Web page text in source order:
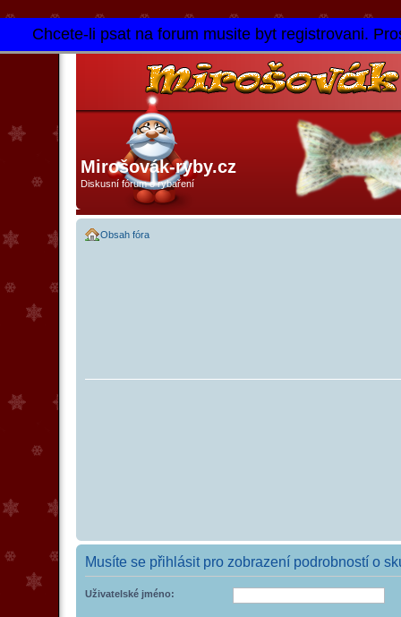
Chcete-li psat na forum musite byt registrovani.
Mirošovák-ryby.cz
Diskusní fórum o rybaření
Obsah fóra
Musíte se přihlásit pro zobrazení podrobností o
Uživatelské jméno: